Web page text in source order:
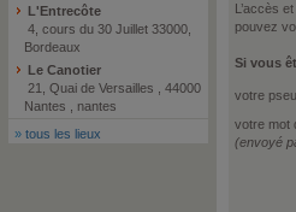
L'Entrecôte
4, cours du 30 Juillet 33000,
Bordeaux
Le Canotier
21, Quai de Versailles , 44000
Nantes , nantes
» tous les lieux
L’accès
pouvez
Si vous
votre
votre mot
(envoyé